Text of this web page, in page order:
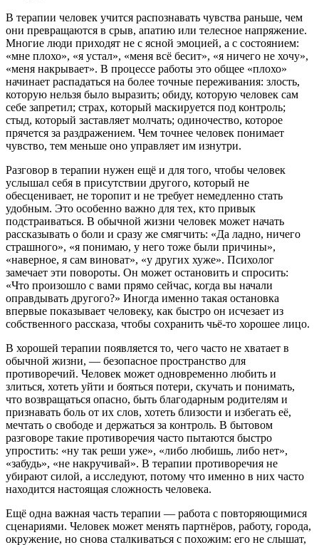
В терапии человек учится распознавать чувства раньше, чем
они превращаются в срыв, апатию или телесное напряжение.
Многие люди приходят не с ясной эмоцией, а с состоянием:
«мне плохо», «я устал», «меня всё бесит», «я ничего не хочу»,
«меня накрывает». В процессе работы это общее «плохо»
начинает распадаться на более точные переживания: злость,
которую нельзя было выразить; обиду, которую человек сам
себе запретил; страх, который маскируется под контроль;
стыд, который заставляет молчать; одиночество, которое
прячется за раздражением. Чем точнее человек понимает
чувство, тем меньше оно управляет им изнутри.
Разговор в терапии нужен ещё и для того, чтобы человек
услышал себя в присутствии другого, который не
обесценивает, не торопит и не требует немедленно стать
удобным. Это особенно важно для тех, кто привык
подстраиваться. В обычной жизни человек может начать
рассказывать о боли и сразу же смягчить: «Да ладно, ничего
страшного», «я понимаю, у него тоже были причины»,
«наверное, я сам виноват», «у других хуже». Психолог
замечает эти повороты. Он может остановить и спросить:
«Что произошло с вами прямо сейчас, когда вы начали
оправдывать другого?» Иногда именно такая остановка
впервые показывает человеку, как быстро он исчезает из
собственного рассказа, чтобы сохранить чьё-то хорошее лицо.
В хорошей терапии появляется то, чего часто не хватает в
обычной жизни, — безопасное пространство для
противоречий. Человек может одновременно любить и
злиться, хотеть уйти и бояться потери, скучать и понимать,
что возвращаться опасно, быть благодарным родителям и
признавать боль от их слов, хотеть близости и избегать её,
мечтать о свободе и держаться за контроль. В бытовом
разговоре такие противоречия часто пытаются быстро
упростить: «ну так реши уже», «либо любишь, либо нет»,
«забудь», «не накручивай». В терапии противоречия не
убирают силой, а исследуют, потому что именно в них часто
находится настоящая сложность человека.
Ещё одна важная часть терапии — работа с повторяющимися
сценариями. Человек может менять партнёров, работу, города,
окружение, но снова сталкиваться с похожим: его не слышат,